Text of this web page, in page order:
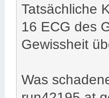
Tatsächliche
16 ECG des
Gewissheit
Was